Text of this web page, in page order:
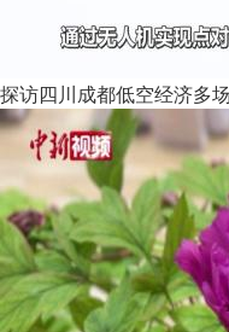
探访四川成都低空经济多